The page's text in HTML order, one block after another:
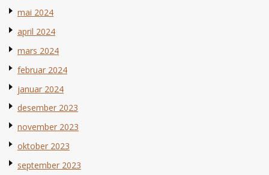
mai 2024
april 2024
mars 2024
februar 2024
januar 2024
desember 2023
november 2023
oktober 2023
september 2023